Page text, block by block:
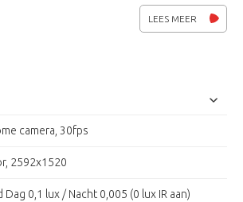
meer. De geïntegreerde power leds
op een SD-kaart.
LEES MEER
camera, 30fps
2592x1520
0,1 lux / Nacht 0,005 (0 lux IR aan)